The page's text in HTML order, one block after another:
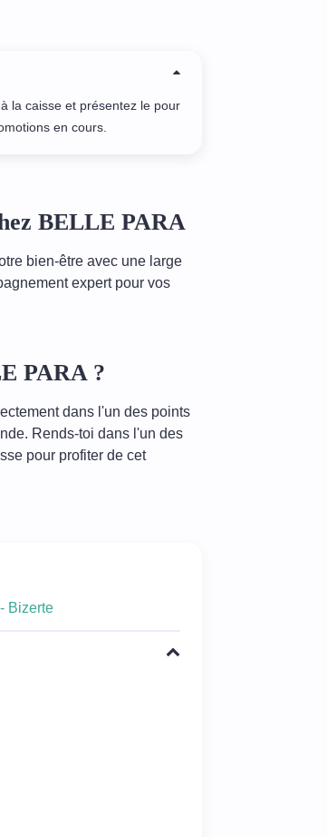
la caisse et présentez le pour
en cours.
BELLE PARA
bien-être avec une large
expert pour vos
PARA ?
dans l'un des points
Rends-toi dans l'un des
pour profiter de cet
Bizerte